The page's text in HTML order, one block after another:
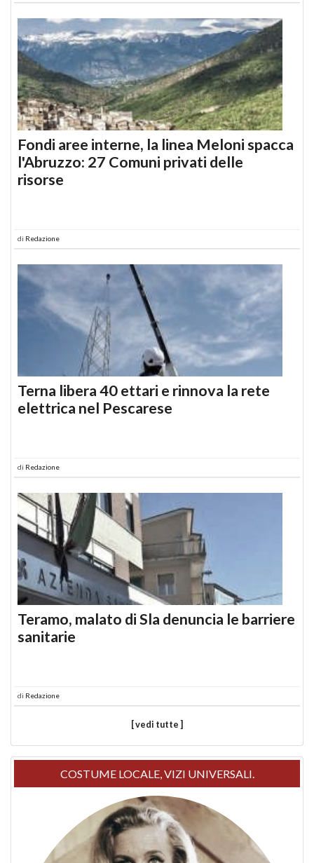
Fondi aree interne, la linea Meloni spacca
l'Abruzzo: 27 Comuni privati delle
risorse
di Redazione
Terna libera 40 ettari e rinnova la rete
elettrica nel Pescarese
di Redazione
Teramo, malato di Sla denuncia le barriere
sanitarie
di Redazione
[ vedi tutte ]
COSTUME LOCALE, VIZI UNIVERSALI.